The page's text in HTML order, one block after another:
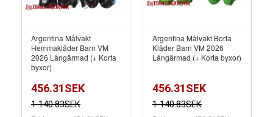
Argentina Målvakt
Hemmakläder Barn VM
2026 Långärmad (+ Korta
byxor)
456.31SEK
1 140.83SEK
Argentina Målvakt Borta
Kläder Barn VM 2026
Långärmad (+ Korta byxor)
456.31SEK
1 140.83SEK